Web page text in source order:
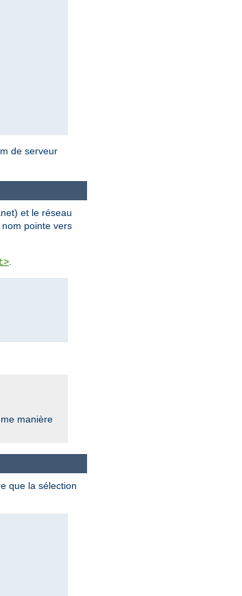
de serveur
et le réseau
pointe vers
.
manière
que la sélection